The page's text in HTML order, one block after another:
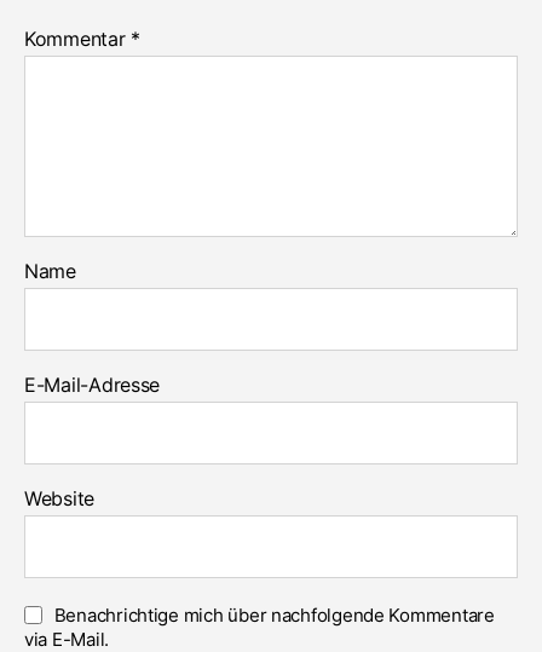
Kommentar *
Name
E-Mail-Adresse
Website
Benachrichtige mich über nachfolgende Kommentare
via E-Mail.